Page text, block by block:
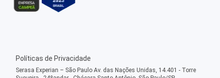
Políticas de Privacidade
Serasa Experian – São Paulo Av. das Nações Unidas, 14.401 - Torre